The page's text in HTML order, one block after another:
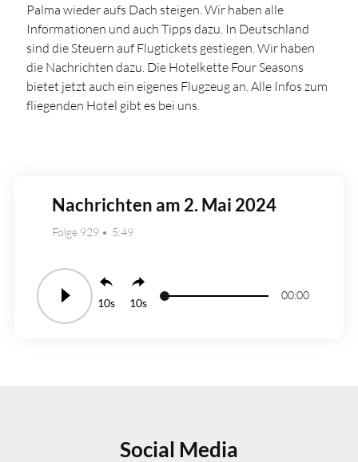
Palma wieder aufs Dach steigen. Wir haben alle
Informationen und auch Tipps dazu. In Deutschland
sind die Steuern auf Flugtickets gestiegen. Wir haben
die Nachrichten dazu. Die Hotelkette Four Seasons
bietet jetzt auch ein eigenes Flugzeug an. Alle Infos zum
fliegenden Hotel gibt es bei uns.
Nachrichten am 2. Mai 2024
Folge 929 5:49
10 10
00:00
Social Media